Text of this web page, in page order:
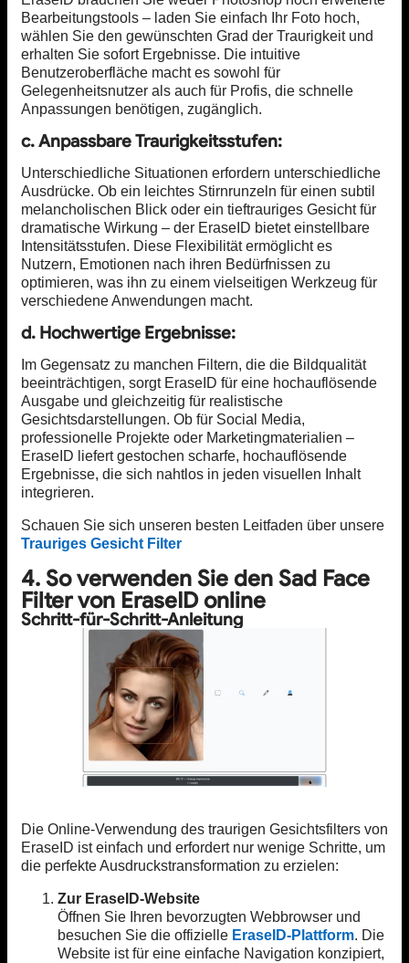
Bearbeitungstools – laden Sie einfach Ihr Foto hoch,
wählen Sie den gewünschten Grad der Traurigkeit und
erhalten Sie sofort Ergebnisse. Die intuitive
Benutzeroberfläche macht es sowohl für
Gelegenheitsnutzer als auch für Profis, die schnelle
Anpassungen benötigen, zugänglich.
c. Anpassbare Traurigkeitsstufen:
Unterschiedliche Situationen erfordern unterschiedliche
Ausdrücke. Ob ein leichtes Stirnrunzeln für einen subtil
melancholischen Blick oder ein tieftrauriges Gesicht für
dramatische Wirkung – der EraseID bietet einstellbare
Intensitätsstufen. Diese Flexibilität ermöglicht es
Nutzern, Emotionen nach ihren Bedürfnissen zu
optimieren, was ihn zu einem vielseitigen Werkzeug für
verschiedene Anwendungen macht.
d. Hochwertige Ergebnisse:
Im Gegensatz zu manchen Filtern, die die Bildqualität
beeinträchtigen, sorgt EraseID für eine hochauflösende
Ausgabe und gleichzeitig für realistische
Gesichtsdarstellungen. Ob für Social Media,
professionelle Projekte oder Marketingmaterialien –
EraseID liefert gestochen scharfe, hochauflösende
Ergebnisse, die sich nahtlos in jeden visuellen Inhalt
integrieren.
Schauen Sie sich unseren besten Leitfaden über unsere
Trauriges Gesicht Filter
4. So verwenden Sie den Sad Face
Filter von EraseID online
Schritt-für-Schritt-Anleitung
Die Online-Verwendung des traurigen Gesichtsfilters von
EraseID ist einfach und erfordert nur wenige Schritte, um
die perfekte Ausdruckstransformation zu erzielen:
Zur EraseID-Website
Öffnen Sie Ihren bevorzugten Webbrowser und
besuchen Sie die offizielle EraseID-Plattform. Die
Website ist für eine einfache Navigation konzipiert,